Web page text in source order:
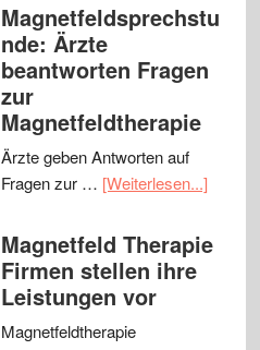
Magnetfeldsprechstu
nde: Ärzte
beantworten Fragen
zur
Magnetfeldtherapie
Ärzte geben Antworten auf
Fragen zur … [Weiterlesen...]
Magnetfeld Therapie
Firmen stellen ihre
Leistungen vor
Magnetfeldtherapie